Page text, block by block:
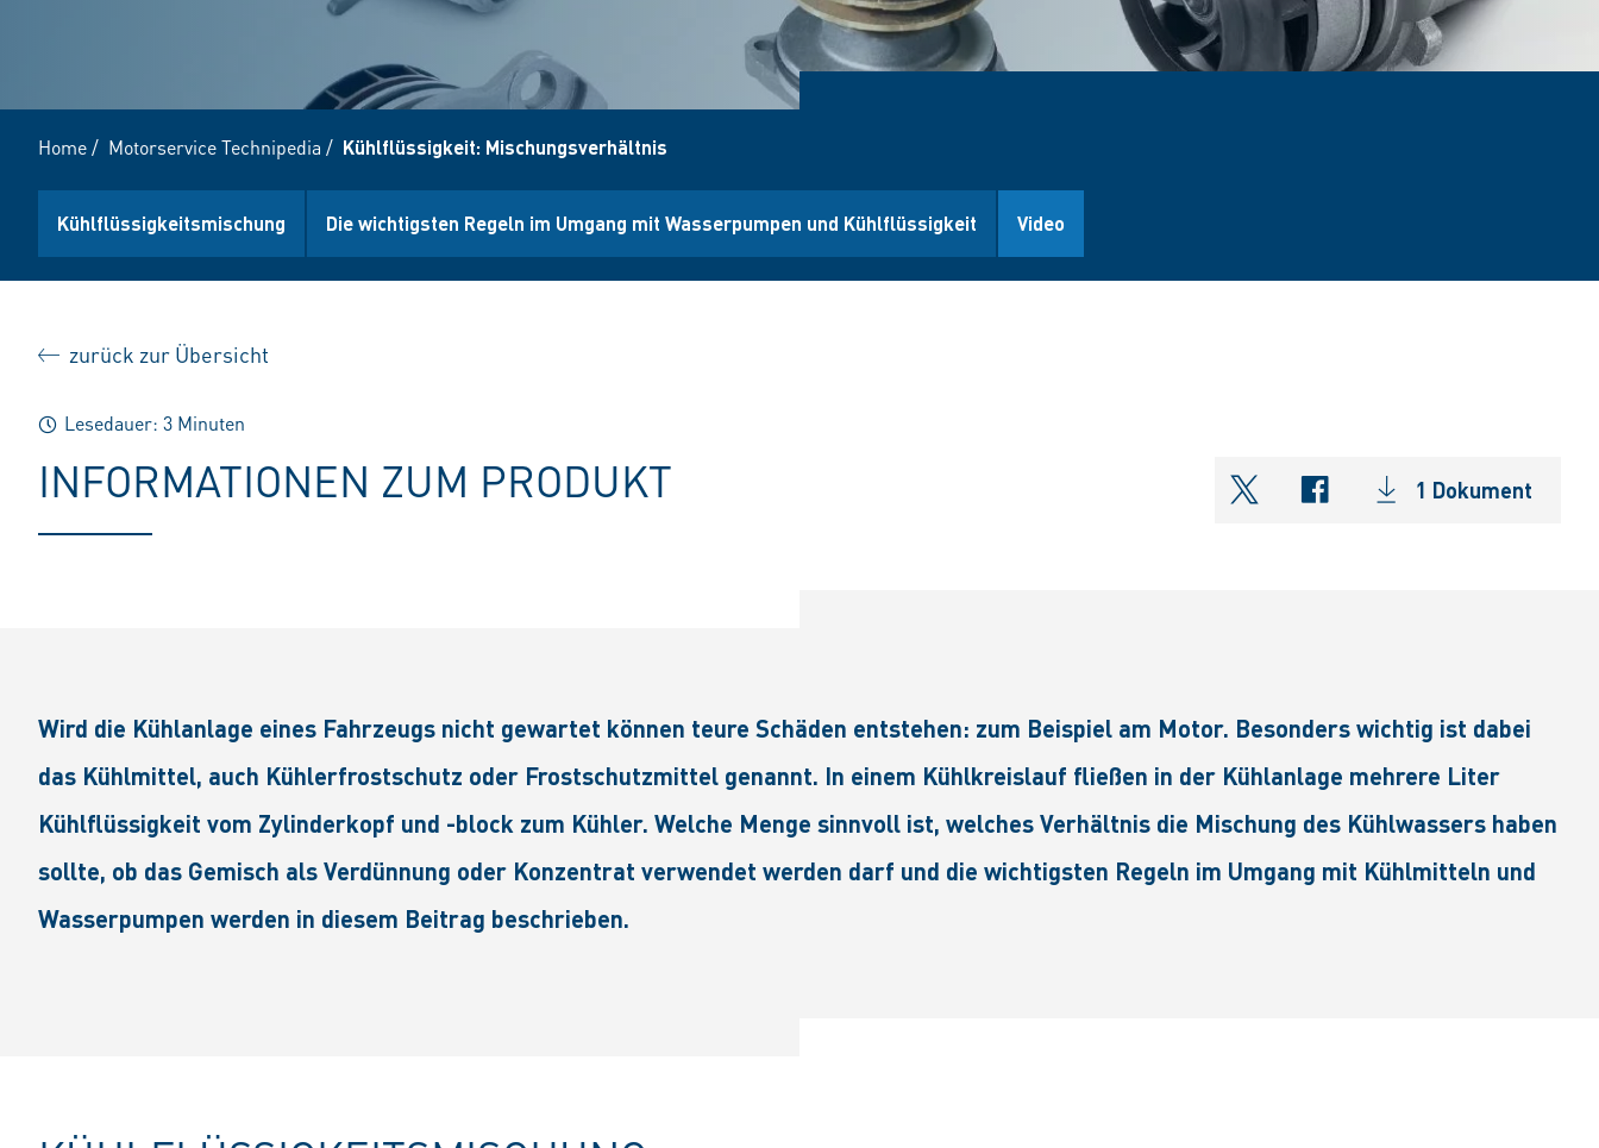
Home/ Motorservice Technipedia / Kühlflüssigkeit: Mischungsverhältnis
Kühlflüssigkeitsmischung Die wichtigsten Regeln im Umgang mit Wasserpumpen und Kühlflüssigkeit Video
zurück zur Übersicht
Lesedauer: 3 Minuten
INFORMATIONEN ZUM PRODUKT shareOntwitter
shareOnfacebook
1 Dokument
Wird die Kühlanlage eines Fahrzeugs nicht gewartet können teure Schäden entstehen: zum Beispiel am Motor. Besonders wichtig ist dabei
das Kühlmittel, auch Kühlerfrostschutz oder Frostschutzmittel genannt. In einem Kühlkreislauf fließen in der Kühlanlage mehrere Liter
Kühlflüssigkeit vom Zylinderkopf und -block zum Kühler. Welche Menge sinnvoll ist, welches Verhältnis die Mischung des Kühlwassers haben
sollte, ob das Gemisch als Verdünnung oder Konzentrat verwendet werden darf und die wichtigsten Regeln im Umgang mit Kühlmitteln und
Wasserpumpen werden in diesem Beitrag beschrieben.